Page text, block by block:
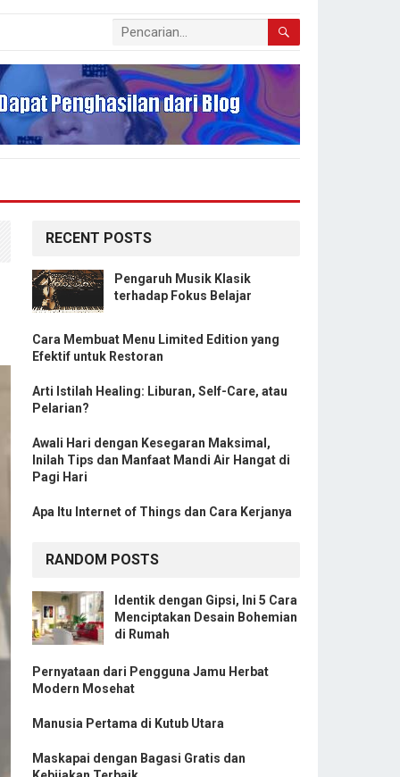
RECENT POSTS
Pengaruh Musik Klasik
terhadap Fokus Belajar
Cara Membuat Menu Limited Edition yang
Efektif untuk Restoran
Arti Istilah Healing: Liburan, Self-Care, atau
Pelarian?
Awali Hari dengan Kesegaran Maksimal,
Inilah Tips dan Manfaat Mandi Air Hangat di
Pagi Hari
Apa Itu Internet of Things dan Cara Kerjanya
RANDOM POSTS
Identik dengan Gipsi, Ini 5 Cara
Menciptakan Desain Bohemian
di Rumah
Pernyataan dari Pengguna Jamu Herbat
Modern Mosehat
Manusia Pertama di Kutub Utara
Maskapai dengan Bagasi Gratis dan